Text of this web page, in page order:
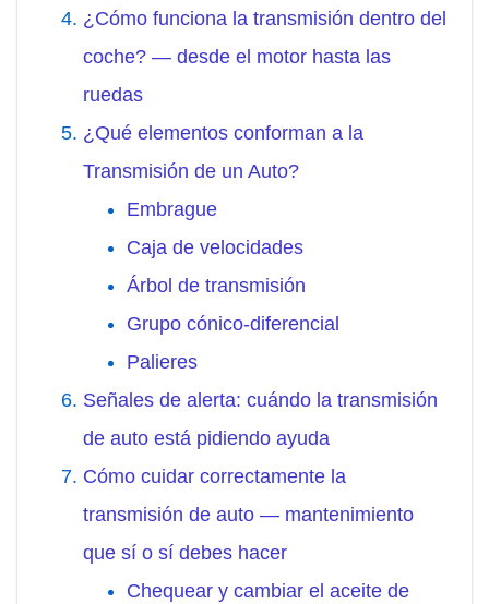
¿Cómo funciona la transmisión dentro del
coche? — desde el motor hasta las
ruedas
¿Qué elementos conforman a la
Transmisión de un Auto?
Embrague
Caja de velocidades
Árbol de transmisión
Grupo cónico-diferencial
Palieres
Señales de alerta: cuándo la transmisión
de auto está pidiendo ayuda
Cómo cuidar correctamente la
transmisión de auto — mantenimiento
que sí o sí debes hacer
Chequear y cambiar el aceite de